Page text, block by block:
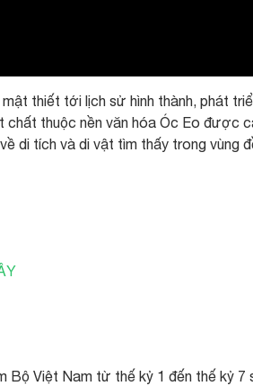
thiết tới lịch sử hình thành, phát
chất thuộc nền văn hóa Óc Eo được
di tích và di vật tìm thấy trong vùng
Bộ Việt Nam từ thế kỷ 1 đến thế kỷ 7